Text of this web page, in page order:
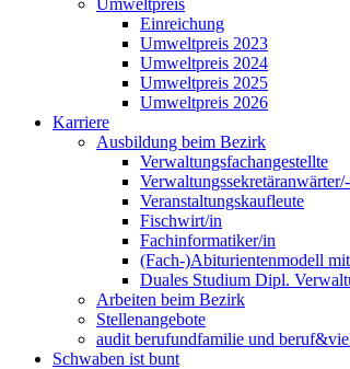
Umweltpreis
Einreichung
Umweltpreis 2023
Umweltpreis 2024
Umweltpreis 2025
Umweltpreis 2026
Karriere
Ausbildung beim Bezirk
Verwaltungsfachangestellte
Veranstaltungskaufleute
Fischwirt/in
Fachinformatiker/in
(Fach-)Abiturientenmodell
Duales Studium Dipl.
Arbeiten beim Bezirk
Stellenangebote
audit berufundfamilie und
Schwaben ist bunt